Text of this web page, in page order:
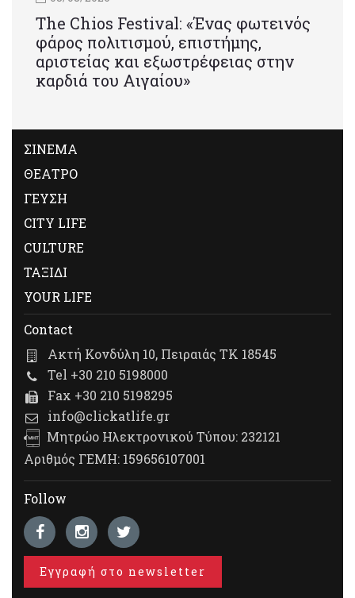
Τhe Chios Festival: «Ένας φωτεινός
φάρος πολιτισμού, επιστήμης,
αριστείας και εξωστρέφειας στην
καρδιά του Αιγαίου»
ΣΙΝΕΜΑ
ΘΕΑΤΡΟ
ΓΕΥΣΗ
CITY LIFE
CULTURE
ΤΑΞΙΔΙ
YOUR LIFE
Contact
Ακτή Κονδύλη 10, Πειραιάς ΤΚ 18545
Tel +30 210 5198000
Fax +30 210 5198295
info@clickatlife.gr
Μητρώο Ηλεκτρονικού Τύπου: 232121
Αριθμός ΓΕΜΗ: 159656107001
Follow
Εγγραφή στο newsletter